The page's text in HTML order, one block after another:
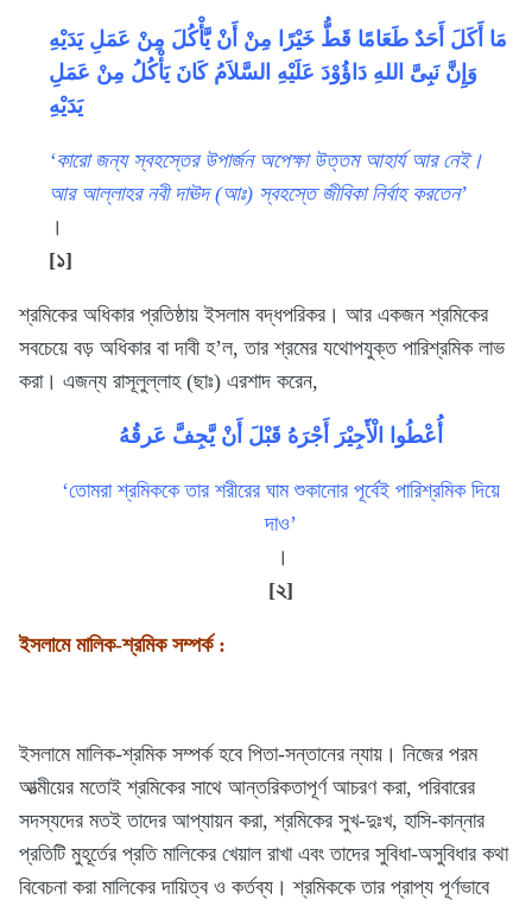
مَا أَكَلَ أَحَدٌ طَعَامًا قَطُّ خَيْرًا مِنْ أَنْ يَّأْكُلَ مِنْ عَمَلِ يَدَيْهِ
وَإِنَّ نَبِىَّ اللهِ دَاؤُوْدَ عَلَيْهِ السَّلاَمُ كَانَ يَأْكُلُ مِنْ عَمَلِ
يَدَيْهِ
‘কারো জন্য স্বহস্তের উপার্জন অপেক্ষা উত্তম আহার্য আর নেই।
আর আল্লাহর নবী দাঊদ (আঃ) স্বহস্তে জীবিকা নির্বাহ করতেন’
।
[১]
শ্রমিকের অধিকার প্রতিষ্ঠায় ইসলাম বদ্ধপরিকর। আর একজন শ্রমিকের
সবচেয়ে বড় অধিকার বা দাবী হ’ল, তার শ্রমের যথোপযুক্ত পারিশ্রমিক লাভ
করা। এজন্য রাসূলুল্লাহ (ছাঃ) এরশাদ করেন,
أُعْطُوا الْأََجِيْرَ أَجْرَهُ قَبْلَ أَنْ يَّجِفَّ عَرقُهُ
‘তোমরা শ্রমিককে তার শরীরের ঘাম শুকানোর পূর্বেই পারিশ্রমিক দিয়ে
দাও’
।
[২]
ইসলামে মালিক-শ্রমিক সম্পর্ক :
ইসলামে মালিক-শ্রমিক সম্পর্ক হবে পিতা-সন্তানের ন্যায়। নিজের পরম
আত্মীয়ের মতোই শ্রমিকের সাথে আন্তরিকতাপূর্ণ আচরণ করা, পরিবারের
সদস্যদের মতই তাদের আপ্যায়ন করা, শ্রমিকের সুখ-দুঃখ, হাসি-কান্নার
প্রতিটি মুহূর্তের প্রতি মালিকের খেয়াল রাখা এবং তাদের সুবিধা-অসুবিধার কথা
বিবেচনা করা মালিকের দায়িত্ব ও কর্তব্য। শ্রমিককে তার প্রাপ্য পূর্ণভাবে